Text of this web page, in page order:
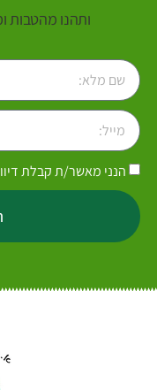
ותהנו מהטבות
הנני מאשר/ת קבלת